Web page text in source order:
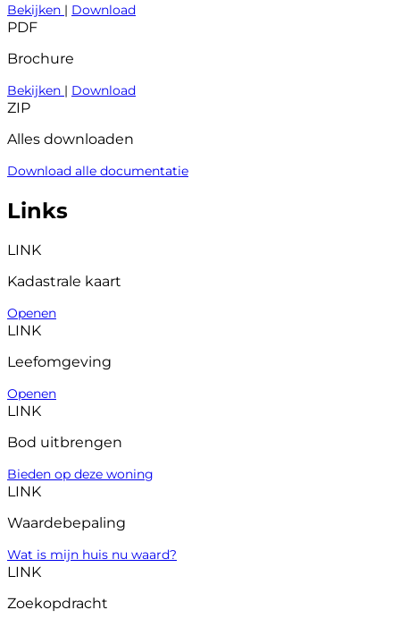
Bekijken | Download
PDF
Brochure
Bekijken | Download
ZIP
Alles downloaden
Download alle documentatie
Links
LINK
Kadastrale kaart
Openen
LINK
Leefomgeving
Openen
LINK
Bod uitbrengen
Bieden op deze woning
LINK
Waardebepaling
Wat is mijn huis nu waard?
LINK
Zoekopdracht